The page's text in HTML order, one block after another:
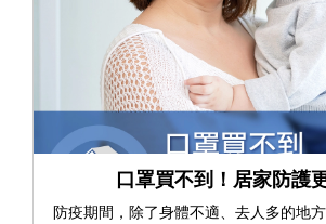
口罩買不到！居家防護
防疫期間，除了身體不適、去人多的地